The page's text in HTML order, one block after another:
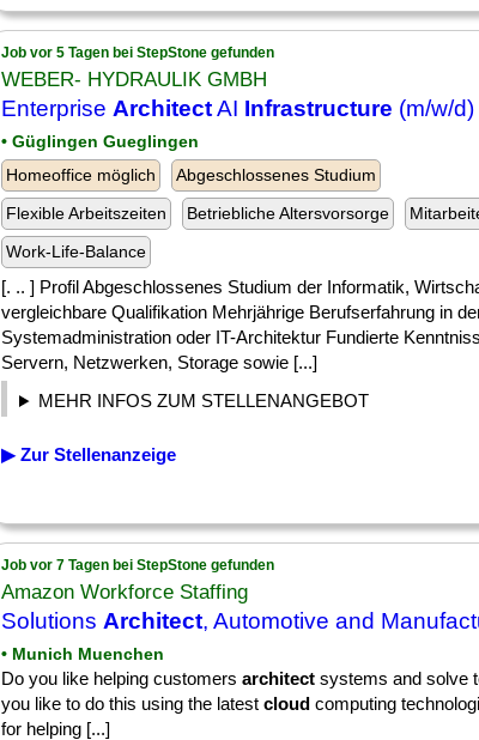
Job vor 5 Tagen bei StepStone gefunden
WEBER- HYDRAULIK GMBH
Enterprise ArchitectAI Infrastructure (m/w/d)
• Güglingen Gueglingen
Homeoffice möglich
Abgeschlossenes Studium
Flexible Arbeitszeiten
Betriebliche Altersvorsorge
Work-Life-Balance
[. .. ] Profil Abgeschlossenes Studium der Informatik,
vergleichbare Qualifikation Mehrjährige Berufserfahrung in
Systemadministration oder IT-Architektur Fundierte
Servern, Netzwerken, Storage sowie [...]
MEHR INFOS ZUM STELLENANGEBOT
▶ Zur Stellenanzeige
Job vor 7 Tagen bei StepStone gefunden
Amazon Workforce Staffing
Solutions Architect, Automotive and
• Munich Muenchen
Do you like helping customers architect systems and solve
you like to do this using the latest cloud computing
for helping [...]